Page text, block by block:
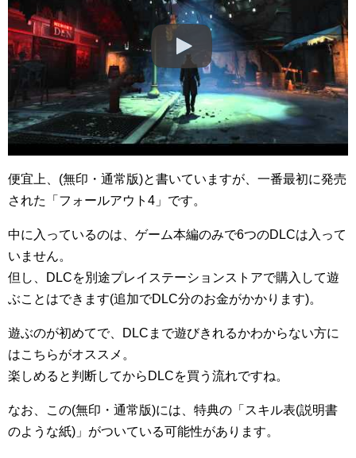
便宜上、(無印・通常版)と書いていますが、一番最初に発売
された「フォールアウト4」です。
中に入っているのは、ゲーム本編のみで6つのDLCは入って
いません。
但し、DLCを別途プレイステーションストアで購入して遊
ぶことはできます(追加でDLC分のお金がかかります)。
遊ぶのが初めてで、DLCまで遊びきれるかわからない方に
はこちらがオススメ。
楽しめると判断してからDLCを買う流れですね。
なお、この(無印・通常版)には、特典の「スキル表(説明書
のような紙)」がついている可能性があります。